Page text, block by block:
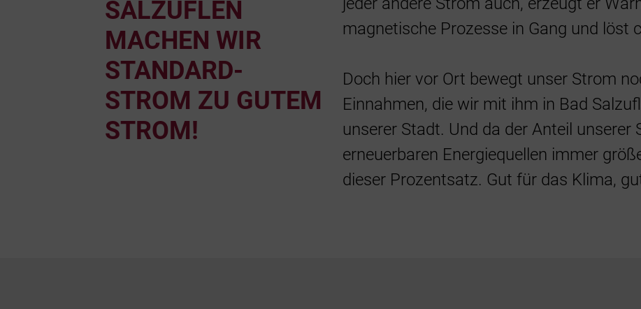
SALZUFLEN
MACHEN WIR
STANDARD-
STROM ZU GUTEM
STROM!
magnetische Prozesse in Gang und löst
Doch hier vor Ort bewegt unser Strom
Einnahmen, die wir mit ihm in Bad
unserer Stadt. Und da der Anteil
erneuerbaren Energiequellen immer
dieser Prozentsatz. Gut für das Klima,